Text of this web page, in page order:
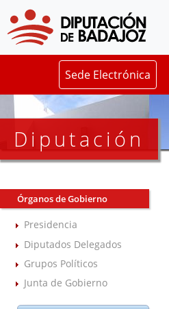
Sede Electrónica
Diputación
Órganos de Gobierno
Presidencia
Diputados Delegados
Grupos Políticos
Junta de Gobierno